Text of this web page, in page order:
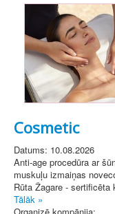
Cosmetic
Datums: 10.08.2026
Anti-age procedūra ar
muskuļu izmaiņas
Rūta Žagare - sertificēta
Tālāk »